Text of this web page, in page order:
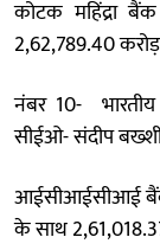
कोटक महिंद्रा
2,62,789.40
नंबर 10-
सीईओ- संदीप
आईसीआईसीआई बैंक
के साथ